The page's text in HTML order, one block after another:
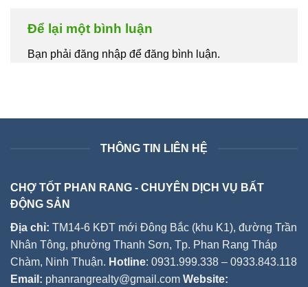
Để lại một bình luận
Bạn phải đăng nhập để đăng bình luận.
THÔNG TIN LIÊN HỆ
CHỢ TỐT PHAN RANG - CHUYÊN DỊCH VỤ BẤT
ĐỘNG SẢN
Địa chỉ: TM14-6 KĐT mới Đông Bắc (khu K1), đường Trần
Nhân Tông, phường Thanh Sơn, Tp. Phan Rang Tháp
Chàm, Ninh Thuận. Hotline: 0931.999.338 – 0933.843.118
Email: phanrangrealty@gmail.com Website: